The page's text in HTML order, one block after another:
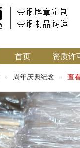
首页 资质许
周年庆典纪念 查